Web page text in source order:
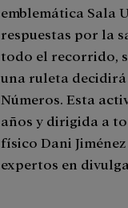
emblemática Sala
respuestas por la
todo el recorrido,
una ruleta decidirá
Números. Esta
años y dirigida a
físico Dani
expertos en